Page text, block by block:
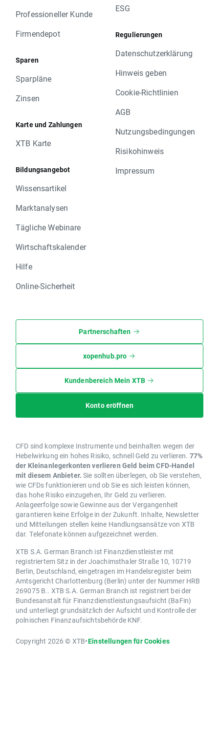
Professioneller Kunde
Firmendepot
Sparen
Sparpläne
Zinsen
Karte und Zahlungen
XTB Karte
Bildungsangebot
Wissensartikel
Marktanalysen
Tägliche Webinare
Wirtschaftskalender
Hilfe
Online-Sicherheit
ESG
Regulierungen
Datenschutzerklärung
Hinweis geben
Cookie-Richtlinien
AGB
Nutzungsbedingungen
Risikohinweis
Impressum
Partnerschaften
xopenhub.pro
Kundenbereich Mein XTB
Konto eröffnen
CFD sind komplexe Instrumente und beinhalten wegen der
Hebelwirkung ein hohes Risiko, schnell Geld zu verlieren. 77%
der Kleinanlegerkonten verlieren Geld beim CFD-Handel
mit diesem Anbieter. Sie sollten überlegen, ob Sie verstehen,
wie CFDs funktionieren und ob Sie es sich leisten können,
das hohe Risiko einzugehen, Ihr Geld zu verlieren.
Anlageerfolge sowie Gewinne aus der Vergangenheit
garantieren keine Erfolge in der Zukunft. Inhalte, Newsletter
und Mitteilungen stellen keine Handlungsansätze von XTB
dar. Telefonate können aufgezeichnet werden.
XTB S.A. German Branch ist Finanzdienstleister mit
registriertem Sitz in der Joachimsthaler Straße 10, 10719
Berlin, Deutschland, eingetragen im Handelsregister beim
Amtsgericht Charlottenburg (Berlin) unter der Nummer HRB
269075 B.. XTB S.A. German Branch ist registriert bei der
Bundesanstalt für Finanzdienstleistungsaufsicht (BaFin)
und unterliegt grundsätzlich der Aufsicht und Kontrolle der
polnischen Finanzaufsichtsbehörde KNF.
Copyright 2026 © XTB•Einstellungen für Cookies